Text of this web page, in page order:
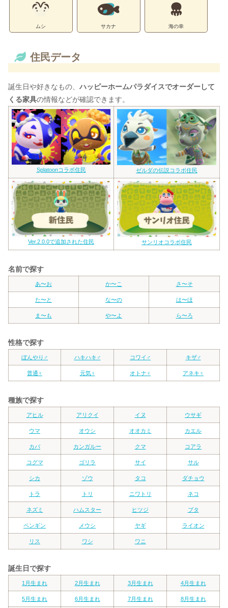
ムシ サカナ 海の幸
住民データ
誕生日や好きなもの、 ハッピーホームパラダイスでオーダーして
くる家具の情報などが確認できます。
Splatoonコラボ住民 ゼルダの伝説コラボ住民
Ver.2.0.0で追加された住民 サンリオコラボ住民
名前で探す
あ〜お か〜こ さ〜そ
た〜と な〜の は〜ほ
ま〜も や〜よ ら〜ろ
性格で探す
ぼんやり♂ ハキハキ♂ コワイ♂ キザ♂
普通♀ 元気♀ オトナ♀ アネキ♀
種族で探す
アヒル アリクイ イヌ ウサギ
ウマ オウシ オオカミ カエル
カバ カンガルー クマ コアラ
コグマ ゴリラ サイ サル
シカ ゾウ タコ ダチョウ
トラ トリ ニワトリ ネコ
ネズミ ハムスター ヒツジ ブタ
ペンギン メウシ ヤギ ライオン
リス ワシ ワニ
誕生日で探す
1月生まれ 2月生まれ 3月生まれ 4月生まれ
5月生まれ 6月生まれ 7月生まれ 8月生まれ